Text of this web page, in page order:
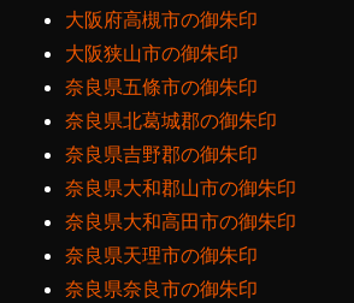
大阪府高槻市の御朱印
大阪狭山市の御朱印
奈良県五條市の御朱印
奈良県北葛城郡の御朱印
奈良県吉野郡の御朱印
奈良県大和郡山市の御朱印
奈良県大和高田市の御朱印
奈良県天理市の御朱印
奈良県奈良市の御朱印